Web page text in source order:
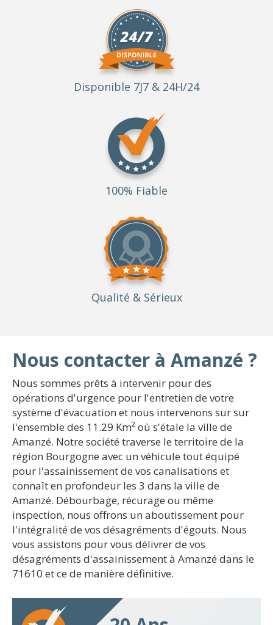
Disponible 7J7 & 24H/24
100% Fiable
Qualité & Sérieux
Nous contacter à Amanzé ?
Nous sommes prêts à intervenir pour des
opérations d'urgence pour l'entretien de votre
système d'évacuation et nous intervenons sur sur
l'ensemble des 11.29 Km² où s'étale la ville de
Amanzé. Notre société traverse le territoire de la
région Bourgogne avec un véhicule tout équipé
pour l'assainissement de vos canalisations et
connaît en profondeur les 3 dans la ville de
Amanzé. Débourbage, récurage ou même
inspection, nous offrons un aboutissement pour
l'intégralité de vos désagréments d'égouts. Nous
vous assistons pour vous délivrer de vos
désagréments d'assainissement à Amanzé dans le
71610 et ce de manière définitive.